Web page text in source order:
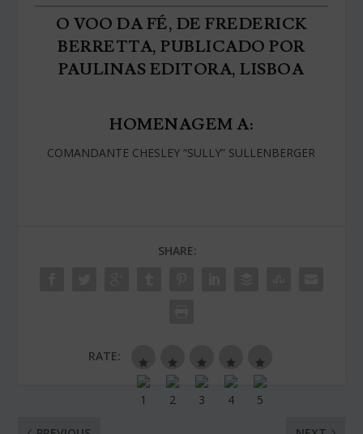
O VOO DA FÉ, DE FREDERICK
BERRETTA, PUBLICADO POR
PAULINAS EDITORA, LISBOA
HOMENAGEM A:
COMANDANTE CHESLEY “SULLY” SULLENBERGER
SHARE:
RATE: